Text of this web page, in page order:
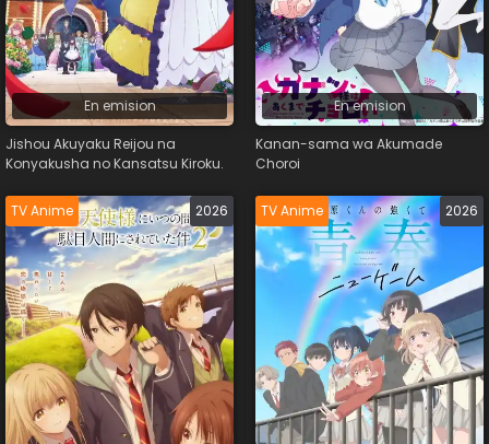
En emision
Jishou Akuyaku Reijou na
Konyakusha no Kansatsu Kiroku.
En emision
Kanan-sama wa Akumade
Choroi
TV Anime 2026 TV Anime 2026